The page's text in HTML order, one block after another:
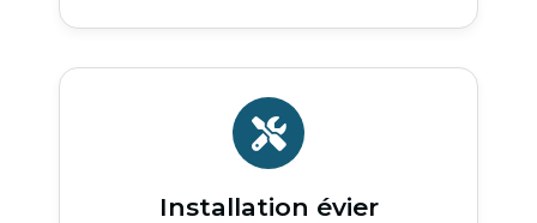
Installation évier